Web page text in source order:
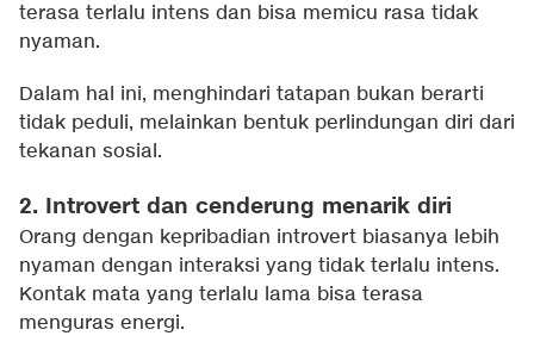
terasa terlalu intens dan bisa memicu rasa tidak
nyaman.
Dalam hal ini, menghindari tatapan bukan berarti
tidak peduli, melainkan bentuk perlindungan diri dari
tekanan sosial.
2. Introvert dan cenderung menarik diri
Orang dengan kepribadian introvert biasanya lebih
nyaman dengan interaksi yang tidak terlalu intens.
Kontak mata yang terlalu lama bisa terasa
menguras energi.